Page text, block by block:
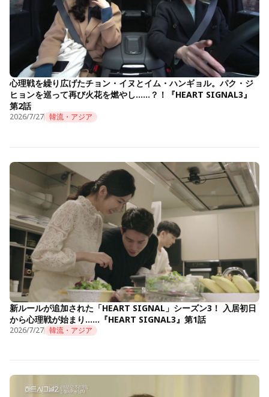
心理戦を繰り広げたチョン・イヌとイム・ハンギョル。パク・ジ
ヒョンを巡って再び火花を燃やし……？！『HEART SIGNAL3』
第2話
2026/7/27 韓流・アジア
新ルールが追加された「HEART SIGNAL」シーズン3！ 入居初日
から心理戦が始まり……『HEART SIGNAL3』第1話
2026/7/27 韓流・アジア